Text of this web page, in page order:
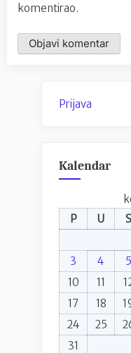
komentirao.
Prijava
Kalendar
P
U S
3
4 5
10
11
17
18
24
25
31